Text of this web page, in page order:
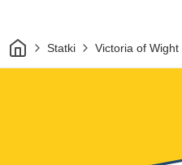
DomStatki Victoria of Wight